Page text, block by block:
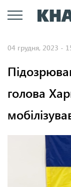
04 грудня, 2023 -
голова